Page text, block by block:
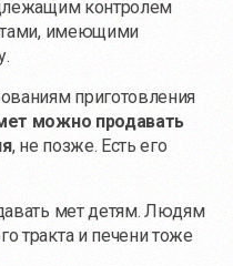
контролем
имеющими
приготовления
можно продавать
, не позже. Есть его
мет детям. Людям
тракта и печени тоже